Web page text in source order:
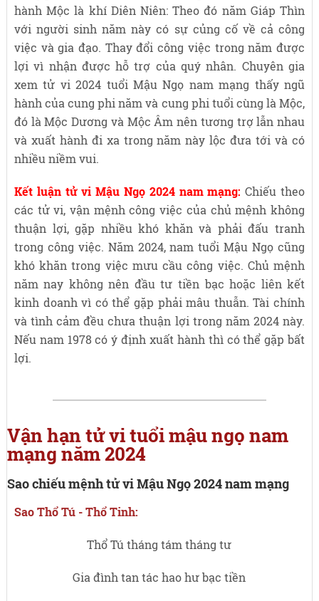
hành Mộc là khí Diên Niên: Theo đó năm Giáp Thìn
với người sinh năm này có sự củng cố về cả công
việc và gia đạo. Thay đổi công việc trong năm được
lợi vì nhận được hỗ trợ của quý nhân. Chuyên gia
xem tử vi 2024 tuổi Mậu Ngọ nam mạng thấy ngũ
hành của cung phi năm và cung phi tuổi cùng là Mộc,
đó là Mộc Dương và Mộc Âm nên tương trợ lẫn nhau
và xuất hành đi xa trong năm này lộc đưa tới và có
nhiều niềm vui.
Kết luận tử vi Mậu Ngọ 2024 nam mạng: Chiếu theo
các tử vi, vận mệnh công việc của chủ mệnh không
thuận lợi, gặp nhiều khó khăn và phải đấu tranh
trong công việc. Năm 2024, nam tuổi Mậu Ngọ cũng
khó khăn trong việc mưu cầu công việc. Chủ mệnh
năm nay không nên đầu tư tiền bạc hoặc liên kết
kinh doanh vì có thể gặp phải mâu thuẫn. Tài chính
và tình cảm đều chưa thuận lợi trong năm 2024 này.
Nếu nam 1978 có ý định xuất hành thì có thể gặp bất
lợi.
Vận hạn tử vi tuổi mậu ngọ nam
mạng năm 2024
Sao chiếu mệnh tử vi Mậu Ngọ 2024 nam mạng
Sao Thổ Tú - Thổ Tinh:
Thổ Tú tháng tám tháng tư
Gia đình tan tác hao hư bạc tiền